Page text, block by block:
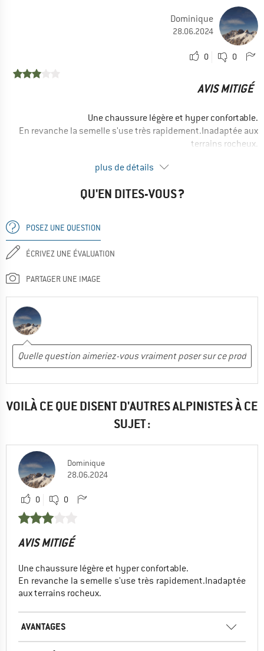
Oui, je recommanderais ce produit à un ami
Dominique
28.06.2024
0 0
AVIS MITIGÉ
Une chaussure légère et hyper confortable.
En revanche la semelle s'use très rapidement.Inadaptée aux
terrains rocheux.
plus de détails
QU'EN DITES-VOUS ?
POSEZ UNE QUESTION
ÉCRIVEZ UNE ÉVALUATION
PARTAGER UNE IMAGE
VOILÀ CE QUE DISENT D'AUTRES ALPINISTES À CE
SUJET :
Dominique
28.06.2024
0 0
AVIS MITIGÉ
Une chaussure légère et hyper confortable.
En revanche la semelle s'use très rapidement.Inadaptée
aux terrains rocheux.
AVANTAGES